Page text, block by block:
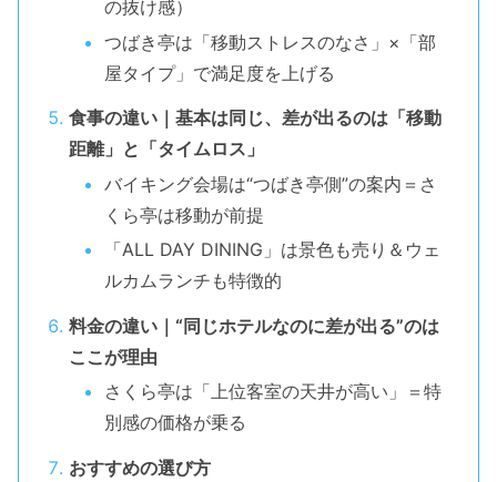
の抜け感）
つばき亭は「移動ストレスのなさ」×「部
屋タイプ」で満足度を上げる
食事の違い｜基本は同じ、差が出るのは「移動
距離」と「タイムロス」
バイキング会場は“つばき亭側”の案内＝さ
くら亭は移動が前提
「ALL DAY DINING」は景色も売り＆ウェ
ルカムランチも特徴的
料金の違い｜“同じホテルなのに差が出る”のは
ここが理由
さくら亭は「上位客室の天井が高い」＝特
別感の価格が乗る
おすすめの選び方